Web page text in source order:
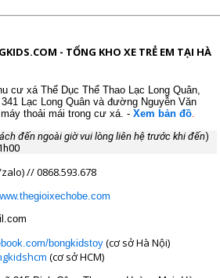
- TỔNG KHO XE TRẺ EM TẠI HÀ
cư xá Thể Dục Thể Thao Lạc Long Quân,
Lạc Long Quân và đường Nguyễn Văn
thoải mái trong cư xá. - Xem bản đồ
đến ngoài giờ vui lòng liên hệ trước khi đến)
// 0868.593.678
bongkidstoy (cơ sở Hà Nội)
(cơ sở HCM)